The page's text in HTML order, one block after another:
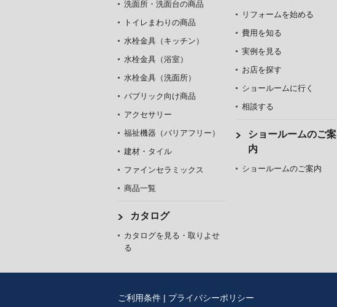
洗面所・洗面台の商品
トイレまわりの商品
水栓金具（キッチン）
水栓金具（浴室）
水栓金具（洗面所）
パブリック向け商品
アクセサリー
福祉機器（バリアフリー）
建材・タイル
ファインセラミックス
商品一覧
カタログ
カタログを見る・取りよせ
る
リフォームを始める
費用を知る
実例を見る
お店を探す
ショールームに行く
相談する
ショールームのご案
内
ショールームのご案内
ご利用条件 | プライバシーポリシー